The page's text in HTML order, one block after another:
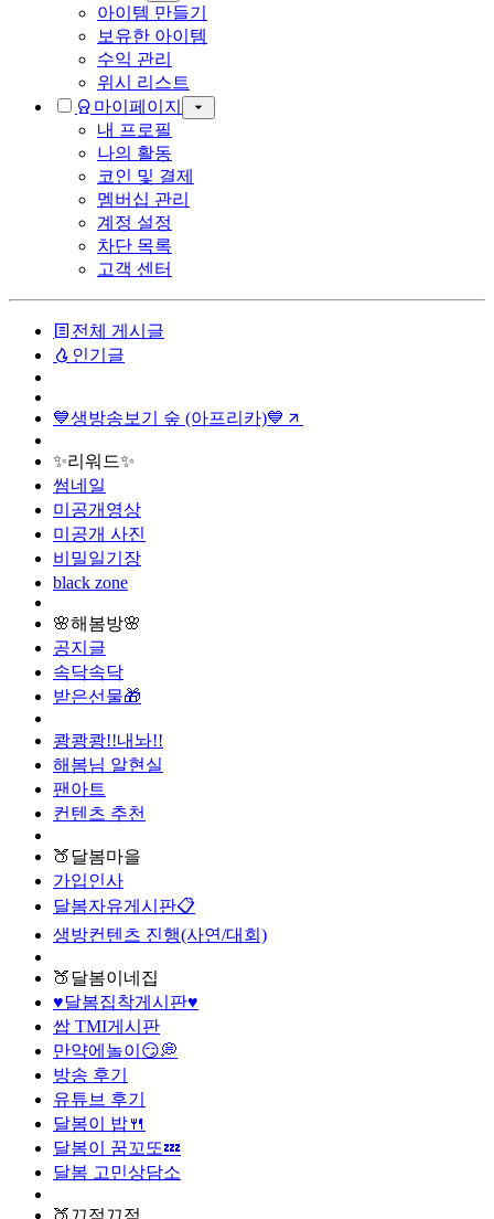
아이템 만들기
보유한 아이템
수익 관리
위시 리스트
마이페이지
내 프로필
나의 활동
코인 및 결제
멤버십 관리
계정 설정
차단 목록
고객 센터
전체 게시글
인기글
💙생방송보기 숲 (아프리카)💙
✨리워드✨
썸네일
미공개영상
미공개 사진
비밀일기장
black zone
🌸해봄방🌸
공지글
속닥속닥
받은선물🎁
쾅쾅쾅!!내놔!!
해봄님 알현실
팬아트
컨텐츠 추천
🍑달봄마을
가입인사
달봄자유게시판📋
생방컨텐츠 진행(사연/대회)
🍑달봄이네집
♥달봄집착게시판♥
쌉 TMI게시판
만약에놀이😏💭
방송 후기
유튜브 후기
달봄이 밥🍴
달봄이 꿈꼬또💤
달봄 고민상담소
🍑끄적끄적